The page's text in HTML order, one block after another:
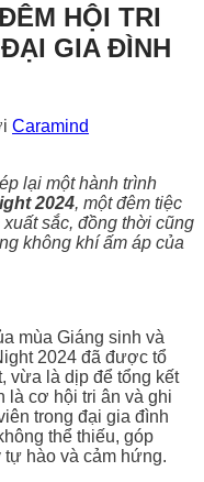
HỘI TRI
GIA ĐÌNH
Caramind
lại một hành trình
2024, một đêm tiệc
sắc, đồng thời cũng
không khí ấm áp của
mùa Giáng sinh và
2024 đã được tổ
vừa là dịp để tổng kết
là cơ hội tri ân và ghi
trong đại gia đình
thể thiếu, góp
tự hào và cảm hứng.